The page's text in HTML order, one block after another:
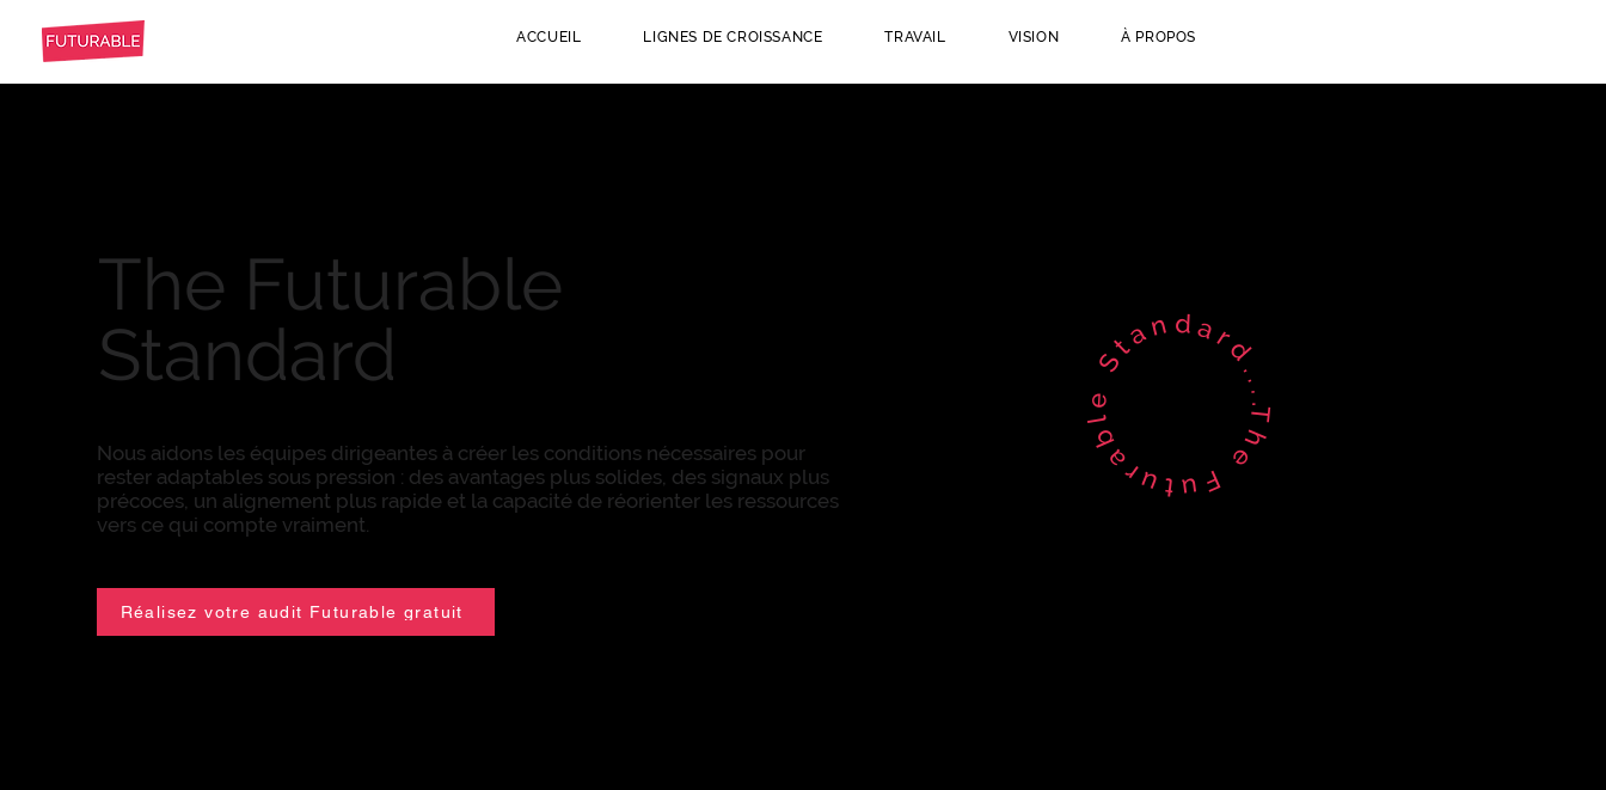
ACCUEIL LIGNES DE CROISSANCE TRAVAIL VISION À PROPOS
The Futurable
Standard
Nous aidons les équipes dirigeantes à créer les conditions nécessaires pour
rester adaptables sous pression : des avantages plus solides, des signaux plus
précoces, un alignement plus rapide et la capacité de réorienter les ressources
vers ce qui compte vraiment.
Réalisez votre audit Futurable gratuit
The Futurable Standard....